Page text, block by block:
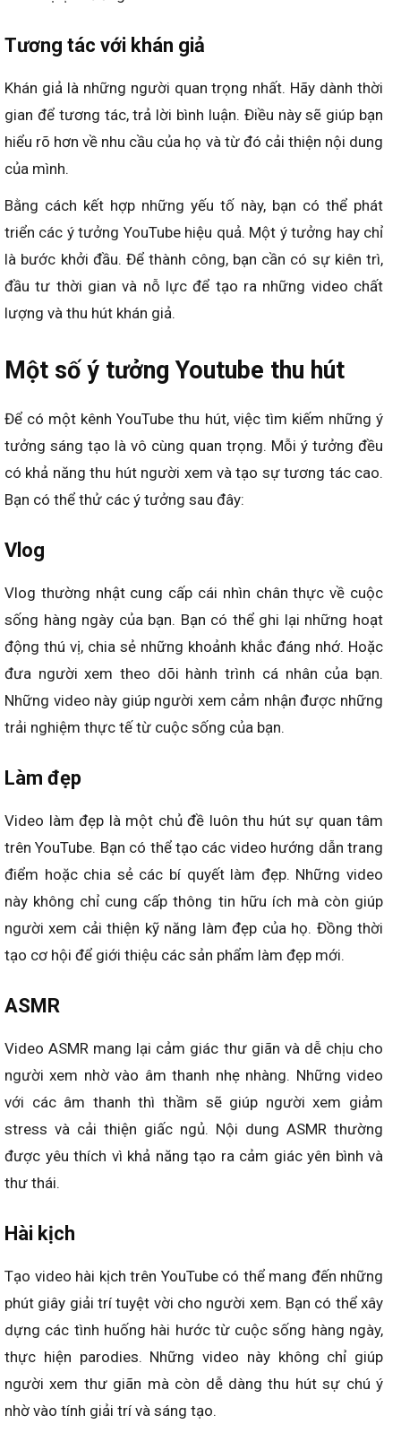
Tương tác với khán giả
Khán giả là những người quan trọng nhất. Hãy dành thời
gian để tương tác, trả lời bình luận. Điều này sẽ giúp bạn
hiểu rõ hơn về nhu cầu của họ và từ đó cải thiện nội dung
của mình.
Bằng cách kết hợp những yếu tố này, bạn có thể phát
triển các ý tưởng YouTube hiệu quả. Một ý tưởng hay chỉ
là bước khởi đầu. Để thành công, bạn cần có sự kiên trì,
đầu tư thời gian và nỗ lực để tạo ra những video chất
lượng và thu hút khán giả.
Một số ý tưởng Youtube thu hút
Để có một kênh YouTube thu hút, việc tìm kiếm những ý
tưởng sáng tạo là vô cùng quan trọng. Mỗi ý tưởng đều
có khả năng thu hút người xem và tạo sự tương tác cao.
Bạn có thể thử các ý tưởng sau đây:
Vlog
Vlog thường nhật cung cấp cái nhìn chân thực về cuộc
sống hàng ngày của bạn. Bạn có thể ghi lại những hoạt
động thú vị, chia sẻ những khoảnh khắc đáng nhớ. Hoặc
đưa người xem theo dõi hành trình cá nhân của bạn.
Những video này giúp người xem cảm nhận được những
trải nghiệm thực tế từ cuộc sống của bạn.
Làm đẹp
Video làm đẹp là một chủ đề luôn thu hút sự quan tâm
trên YouTube. Bạn có thể tạo các video hướng dẫn trang
điểm hoặc chia sẻ các bí quyết làm đẹp. Những video
này không chỉ cung cấp thông tin hữu ích mà còn giúp
người xem cải thiện kỹ năng làm đẹp của họ. Đồng thời
tạo cơ hội để giới thiệu các sản phẩm làm đẹp mới.
ASMR
Video ASMR mang lại cảm giác thư giãn và dễ chịu cho
người xem nhờ vào âm thanh nhẹ nhàng. Những video
với các âm thanh thì thầm sẽ giúp người xem giảm
stress và cải thiện giấc ngủ. Nội dung ASMR thường
được yêu thích vì khả năng tạo ra cảm giác yên bình và
thư thái.
Hài kịch
Tạo video hài kịch trên YouTube có thể mang đến những
phút giây giải trí tuyệt vời cho người xem. Bạn có thể xây
dựng các tình huống hài hước từ cuộc sống hàng ngày,
thực hiện parodies. Những video này không chỉ giúp
người xem thư giãn mà còn dễ dàng thu hút sự chú ý
nhờ vào tính giải trí và sáng tạo.